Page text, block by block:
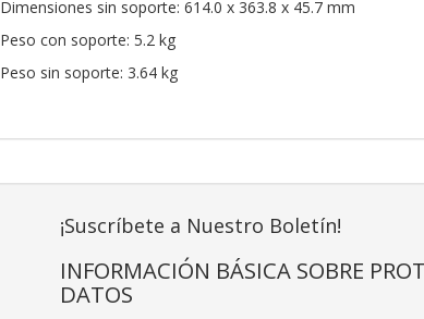
Dimensiones sin soporte: 614.0 x 363.8 x 45.7 mm
Peso con soporte: 5.2 kg
Peso sin soporte: 3.64 kg
¡Suscríbete a Nuestro Boletín!
INFORMACIÓN BÁSICA SOBRE
DATOS